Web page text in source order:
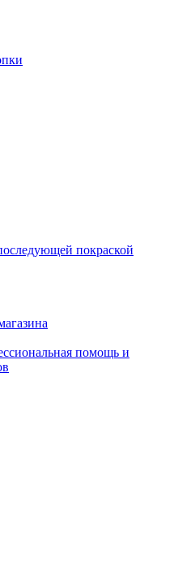
покраской
помощь и